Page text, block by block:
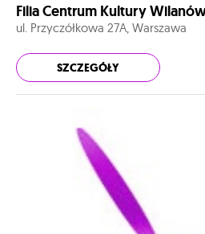
Filia Centrum Kultury
ul. Przyczółkowa 27A, Warszawa
SZCZEGÓŁY